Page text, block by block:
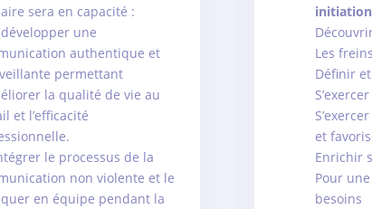
sera en capacité :
une
authentique et
permettant
la qualité de vie au
et l’efficacité
le processus de la
non violente et le
en équipe pendant la
initiation
Les
Définir
et
Enrichir
Pour
besoins